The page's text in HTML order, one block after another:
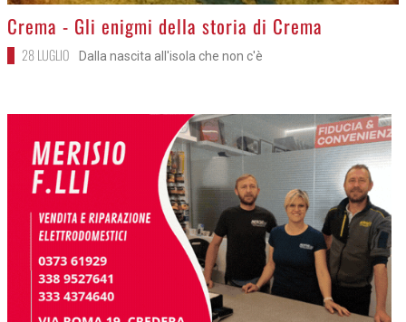
>
Crema - Gli enigmi della storia di Crema
28 LUGLIO Dalla nascita all'isola che non c'è